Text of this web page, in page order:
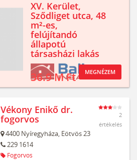
XV. Kerület,
Sződliget utca, 48
m²-es,
felújítandó
állapotú
társasházi lakás
36.9 M Ft MEGNÉZEM
Vékony Enikő dr.
fogorvos
4400 Nyíregyháza, Eötvös 23
229 1614
Fogorvos
2
értékelés